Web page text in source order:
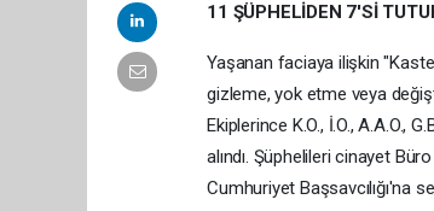
11 ŞÜPHELİDEN 7'Sİ
Yaşanan faciaya ilişkin
gizleme, yok etme veya
Ekiplerince K.O., İ.O., A.A.O.,
alındı. Şüphelileri cinayet
Cumhuriyet Başsavcılığı'na